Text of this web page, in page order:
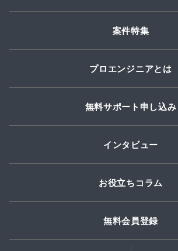
案件特集
プロエンジニアとは
無料サポート申し込み
インタビュー
お役立ちコラム
無料会員登録